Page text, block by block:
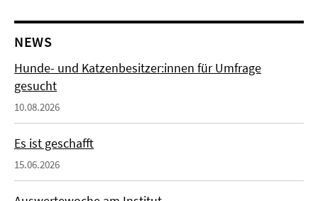
NEWS
Hunde- und Katzenbesitzer:innen für Umfrage
gesucht
10.08.2026
Es ist geschafft
15.06.2026